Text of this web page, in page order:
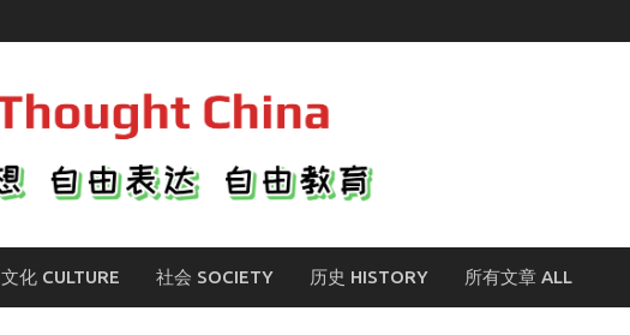
文化 CULTURE 社会 SOCIETY 历史 HISTORY 所有文章 ALL